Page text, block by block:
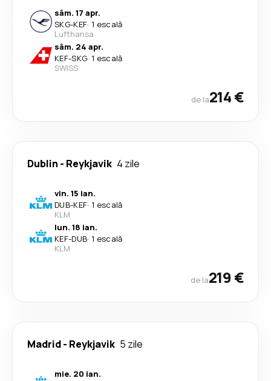
sâm. 17 apr.
SKG-KEF· 1 escală
Lufthansa
sâm. 24 apr.
KEF-SKG· 1 escală
SWISS
de la214 €
Dublin - Reykjavik 4 zile
vin. 15 ian.
DUB-KEF· 1 escală
KLM
lun. 18 ian.
KEF-DUB· 1 escală
KLM
de la219 €
Madrid- Reykjavik 5 zile
mie. 20 ian.